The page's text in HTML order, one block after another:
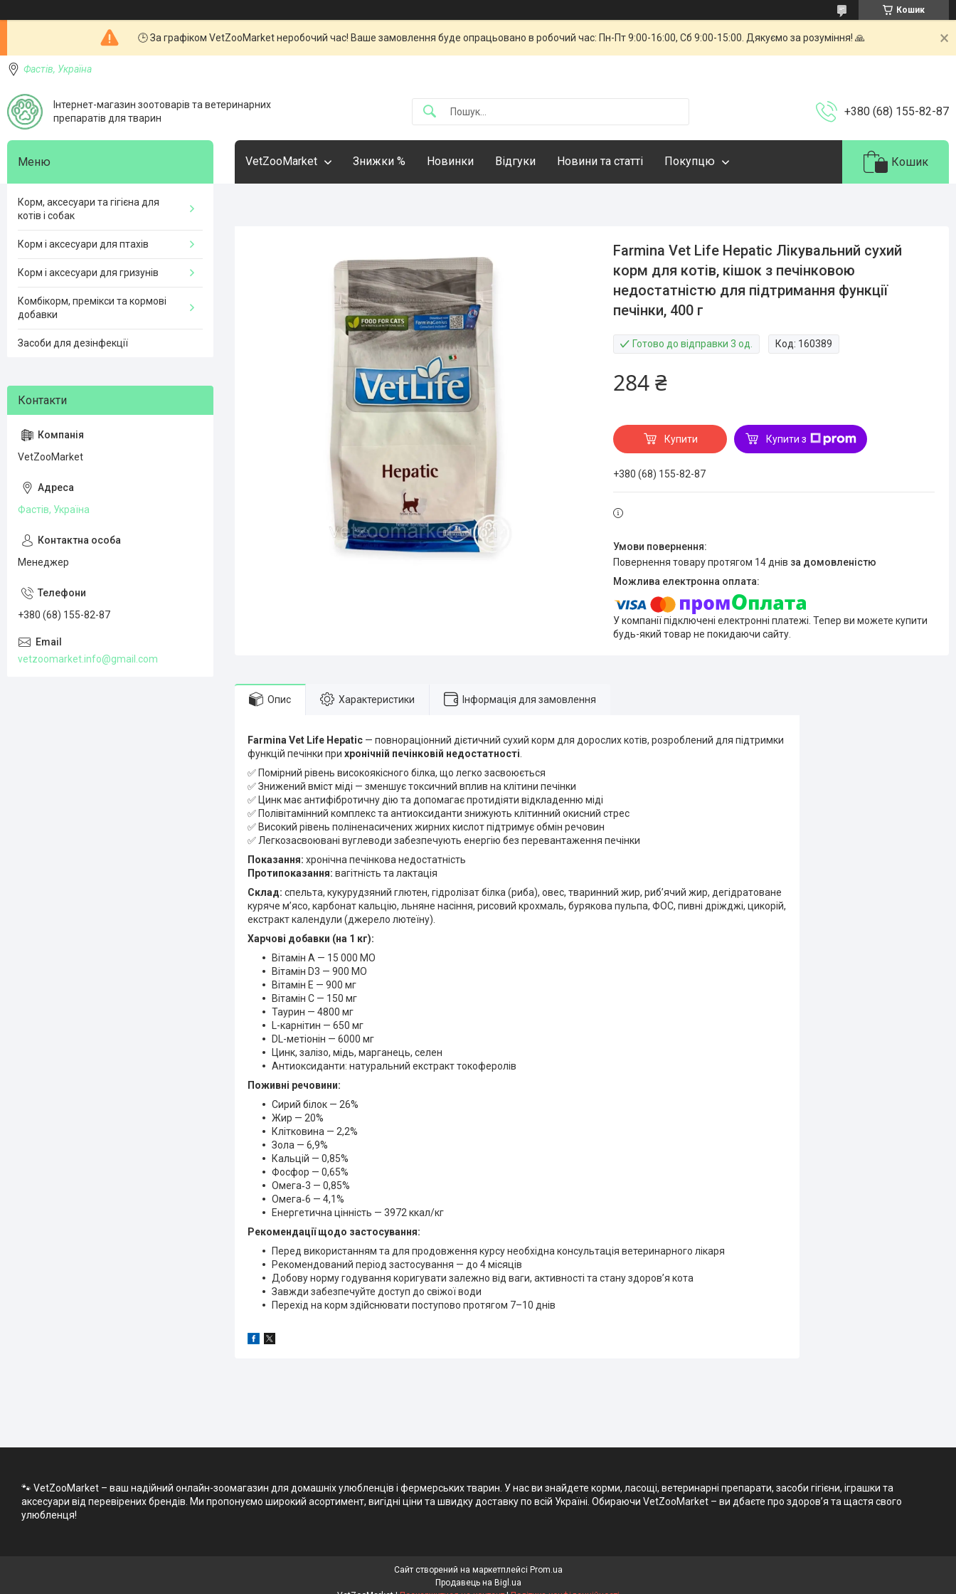
Кошик
🕒 За графіком VetZooMarket неробочий час! Ваше замовлення буде опрацьовано в робочий час: Пн-Пт 9:00-16:00, Сб 9:00-15:00. Дякуємо за розуміння! 🙏
Фастів, Україна
Інтернет-магазин зоотоварів та ветеринарних
препаратів для тварин
+380 (68) 155-82-87
VetZooMarket Знижки % Новинки Відгуки Новини та статті Покупцю Кошик
Farmina Vet Life Hepatic Лікувальний сухий
корм для котів, кішок з печінковою
недостатністю для підтримання функції
печінки, 400 г
Готово до відправки 3 од. Код: 160389
284 ₴
Купити Купити з
+380 (68) 155-82-87
повернення товару протягом 14 днів за домовленістю
У компанії підключені електронні платежі. Тепер ви можете купити
будь-який товар не покидаючи сайту.
Опис Характеристики Інформація для замовлення
Farmina Vet Life Hepatic — повнораціонний дієтичний сухий корм для дорослих котів, розроблений для підтримки
функцій печінки при хронічній печінковій недостатності.
✅ Помірний рівень високоякісного білка, що легко засвоюється
✅ Знижений вміст міді — зменшує токсичний вплив на клітини печінки
✅ Цинк має антифібротичну дію та допомагає протидіяти відкладенню міді
✅ Полівітамінний комплекс та антиоксиданти знижують клітинний окисний стрес
✅ Високий рівень поліненасичених жирних кислот підтримує обмін речовин
✅ Легкозасвоювані вуглеводи забезпечують енергію без перевантаження печінки
Показання: хронічна печінкова недостатність
Протипоказання: вагітність та лактація
Склад: спельта, кукурудзяний глютен, гідролізат білка (риба), овес, тваринний жир, риб’ячий жир, дегідратоване
куряче м’ясо, карбонат кальцію, льняне насіння, рисовий крохмаль, бурякова пульпа, ФОС, пивні дріжджі, цикорій,
екстракт календули (джерело лютеїну).
Харчові добавки (на 1 кг):
Вітамін А — 15 000 МО
Вітамін D3 — 900 МО
Вітамін Е — 900 мг
Вітамін С — 150 мг
Таурин — 4800 мг
L-карнітин — 650 мг
DL-метіонін — 6000 мг
Цинк, залізо, мідь, марганець, селен
Антиоксиданти: натуральний екстракт токоферолів
Поживні речовини:
Сирий білок — 26%
Жир — 20%
Клітковина — 2,2%
Зола — 6,9%
Кальцій — 0,85%
Фосфор — 0,65%
Омега‑3 — 0,85%
Омега‑6 — 4,1%
Енергетична цінність — 3972 ккал/кг
Рекомендації щодо застосування:
Перед використанням та для продовження курсу необхідна консультація ветеринарного лікаря
Рекомендований період застосування — до 4 місяців
Добову норму годування коригувати залежно від ваги, активності та стану здоров’я кота
Завжди забезпечуйте доступ до свіжої води
Перехід на корм здійснювати поступово протягом 7–10 днів
Корм, аксесуари та гігієна для
котів і собак
Корм і аксесуари для птахів
Корм і аксесуари для гризунів
Комбікорм, премікси та кормові
добавки
Засоби для дезінфекції
VetZooMarket
Фастів, Україна
Менеджер
+380 (68) 155-82-87
vetzoomarket.info@gmail.com
🐾 VetZooMarket – ваш надійний онлайн-зоомагазин для домашніх улюбленців і фермерських тварин. У нас ви знайдете корми, ласощі, ветеринарні препарати, засоби гігієни, іграшки та
аксесуари від перевірених брендів. Ми пропонуємо широкий асортимент, вигідні ціни та швидку доставку по всій Україні. Обираючи VetZooMarket – ви дбаєте про здоров’я та щастя свого
улюбленця!
Сайт створений на маркетплейсі Prom.ua
Продавець на Bigl.ua